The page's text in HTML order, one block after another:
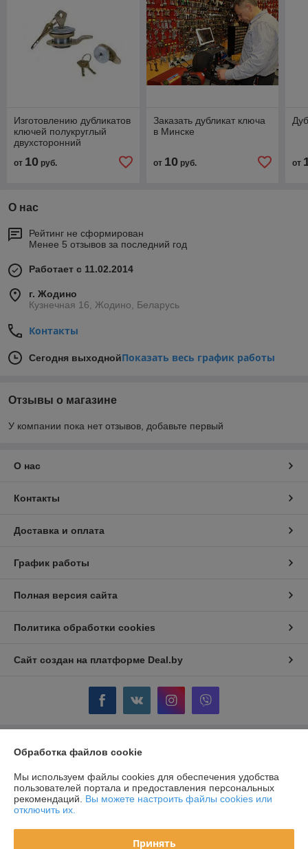
Изготовлению дубликатов
ключей полукруглый
двухсторонний
от 10 руб.
Заказать дубликат ключа
в Минске
от 10руб. от
О нас
Рейтинг не сформирован
Менее 5 отзывов за последний год
Работает с 11.02.2014
г. Жодино
Кузнечная 16, Жодино, Беларусь
Контакты
Сегодня выходнойПоказать весь график работы
Отзывы о магазине
У компании пока нет отзывов, добавьте первый
О нас
Контакты
Доставка и оплата
График работы
Полная версия сайта
Политика обработки cookies
Сайт создан на платформе Deal.by
Информация для покупателя
Юридическое лицо:ОДО "ГЛОРИЯ-КЛЮЧ" г. Жодино
Республика Беларусь, г. Жодино, ул. Кузнечная, 16.
Регистрационный номер ЕГР: 600238509
УНП: 600238509
Обработка файлов cookie
Мы используем файлы cookies для обеспечения удобства
пользователей портала и предоставления персональных
рекомендаций. Вы можете настроить файлы cookies или
отключить их.
Принять